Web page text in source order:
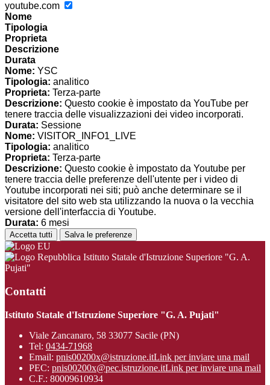
youtube.com
Nome
Tipologia
Proprieta
Descrizione
Durata
Nome: YSC
Tipologia: analitico
Proprieta: Terza-parte
Descrizione: Questo cookie è impostato da YouTube per
tenere traccia delle visualizzazioni dei video incorporati.
Durata: Sessione
Nome: VISITOR_INFO1_LIVE
Tipologia: analitico
Proprieta: Terza-parte
Descrizione: Questo cookie è impostato da Youtube per
tenere traccia delle preferenze dell'utente per i video di
Youtube incorporati nei siti; può anche determinare se il
visitatore del sito web sta utilizzando la nuova o la vecchia
versione dell'interfaccia di Youtube.
Durata: 6 mesi
Accetta tutti Salva le preferenze
Istituto Statale d'Istruzione Superiore "G. A.
Pujati"
Contatti
Istituto Statale d'Istruzione Superiore "G. A. Pujati"
Viale Zancanaro, 58 33077 Sacile (PN)
Tel: 0434-71968
Email: pnis00200x@istruzione.itLink per inviare una mail
PEC: pnis00200x@pec.istruzione.itLink per inviare una mail
C.F.: 80009610934